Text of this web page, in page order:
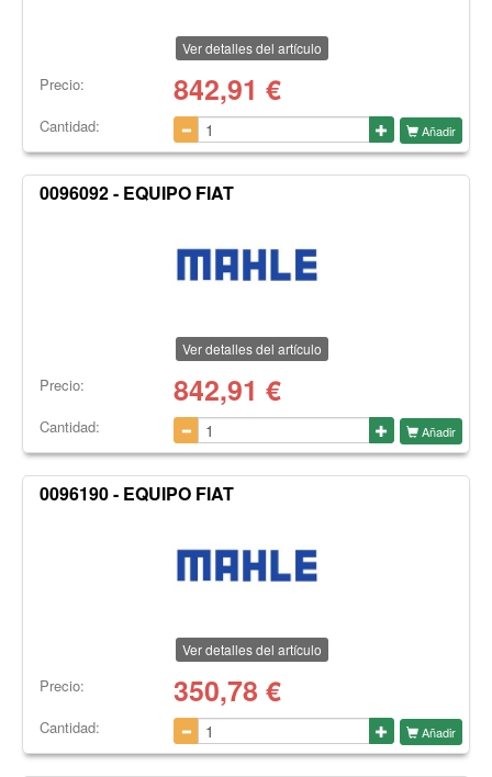
Ver detalles del artículo
Precio: 842,91 €
Cantidad: Añadir
0096092 - EQUIPO FIAT
Ver detalles del artículo
Precio: 842,91 €
Cantidad: Añadir
0096190 - EQUIPO FIAT
Ver detalles del artículo
Precio: 350,78 €
Cantidad: Añadir